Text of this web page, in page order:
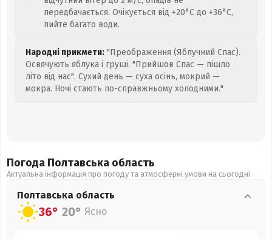
передбачається. Очікується від +20°C до +36°C,
пийте багато води.
Народні прикмети: "Преображення (Яблучний Спас).
Освячують яблука і груші. "Прийшов Спас — пішло
літо від нас". Сухий день — суха осінь, мокрий —
мокра. Ночі стають по-справжньому холодними."
Погода Полтавська область
Актуальна інформація про погоду та атмосферні умови на сьогодні
Полтавська область
36° 20° Ясно